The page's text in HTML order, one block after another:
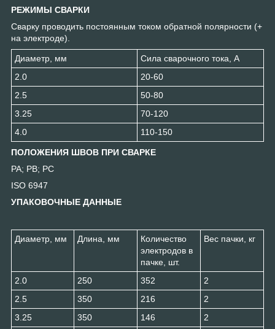
РЕЖИМЫ СВАРКИ
Сварку проводить постоянным током обратной полярности (+
на электроде).
Диаметр, мм
Сила сварочного тока, А
2.0
20-60
2.5
50-80
3.25
70-120
4.0
110-150
ПОЛОЖЕНИЯ ШВОВ ПРИ СВАРКЕ
РА; PB; PC
ISO 6947
УПАКОВОЧНЫЕ ДАННЫЕ
Диаметр, мм Длина, мм
Количество
электродов в
пачке, шт.
Вес пачки, кг
2.0 250 352
2
2.5
350 216
2
3.25
350 146
2